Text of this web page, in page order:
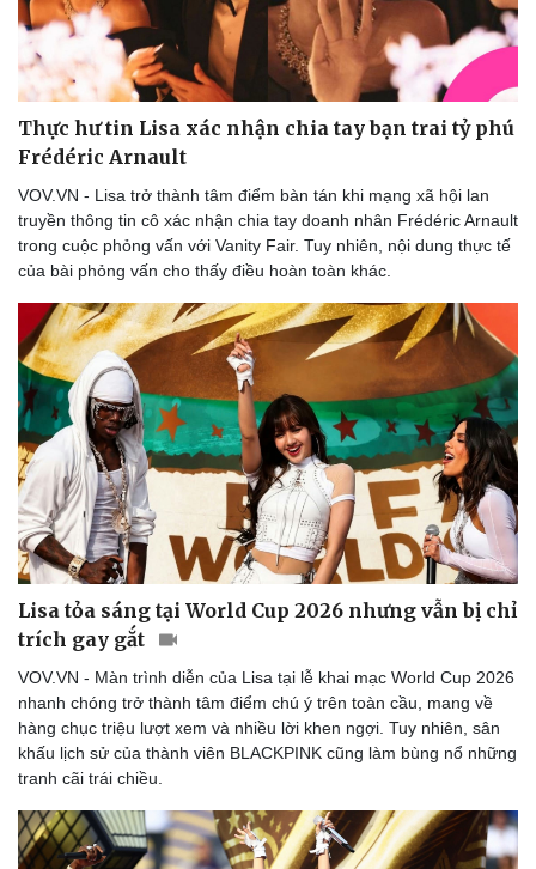
Sức khỏe
Dinh dưỡng - món ngon
Cây thuốc
Sản phụ khoa
Nhi khoa
Nam khoa
Đời sống
Nhà đẹp
Tình yêu - Gia đình
Thực hư tin Lisa xác nhận chia tay bạn trai tỷ phú
Frédéric Arnault
VOV.VN - Lisa trở thành tâm điểm bàn tán khi mạng xã hội lan
truyền thông tin cô xác nhận chia tay doanh nhân Frédéric Arnault
trong cuộc phỏng vấn với Vanity Fair. Tuy nhiên, nội dung thực tế
của bài phỏng vấn cho thấy điều hoàn toàn khác.
Lisa tỏa sáng tại World Cup 2026 nhưng vẫn bị chỉ
trích gay gắt
VOV.VN - Màn trình diễn của Lisa tại lễ khai mạc World Cup 2026
nhanh chóng trở thành tâm điểm chú ý trên toàn cầu, mang về
hàng chục triệu lượt xem và nhiều lời khen ngợi. Tuy nhiên, sân
khấu lịch sử của thành viên BLACKPINK cũng làm bùng nổ những
tranh cãi trái chiều.